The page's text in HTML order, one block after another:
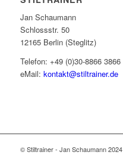
Jan Schaumann
Schlossstr. 50
12165 Berlin (Steglitz)
Telefon: +49 (0)30-8866 3866
eMail: kontakt@stiltrainer.de
© Stiltrainer - Jan Schaumann 2024